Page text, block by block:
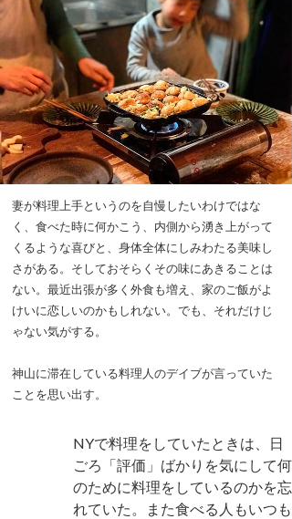
妻が料理上手というのを自慢したいわけではな
く、食べた時に何かこう、内側から湧き上がって
くるような喜びと、身体全体にしみわたる美味し
さがある。そしておそらくその味にあきることは
ない。最近出張が多く外食も増え、家のご飯がよ
けいに恋しいのかもしれない。でも、それだけじ
ゃない気がする。
神山に滞在している料理人のデイブが言っていた
ことを思い出す。
NYで料理をしていたときは、日
ごろ「評価」ばかりを気にして何
のために料理をしているのかを忘
れていた。また食べる人もいつも